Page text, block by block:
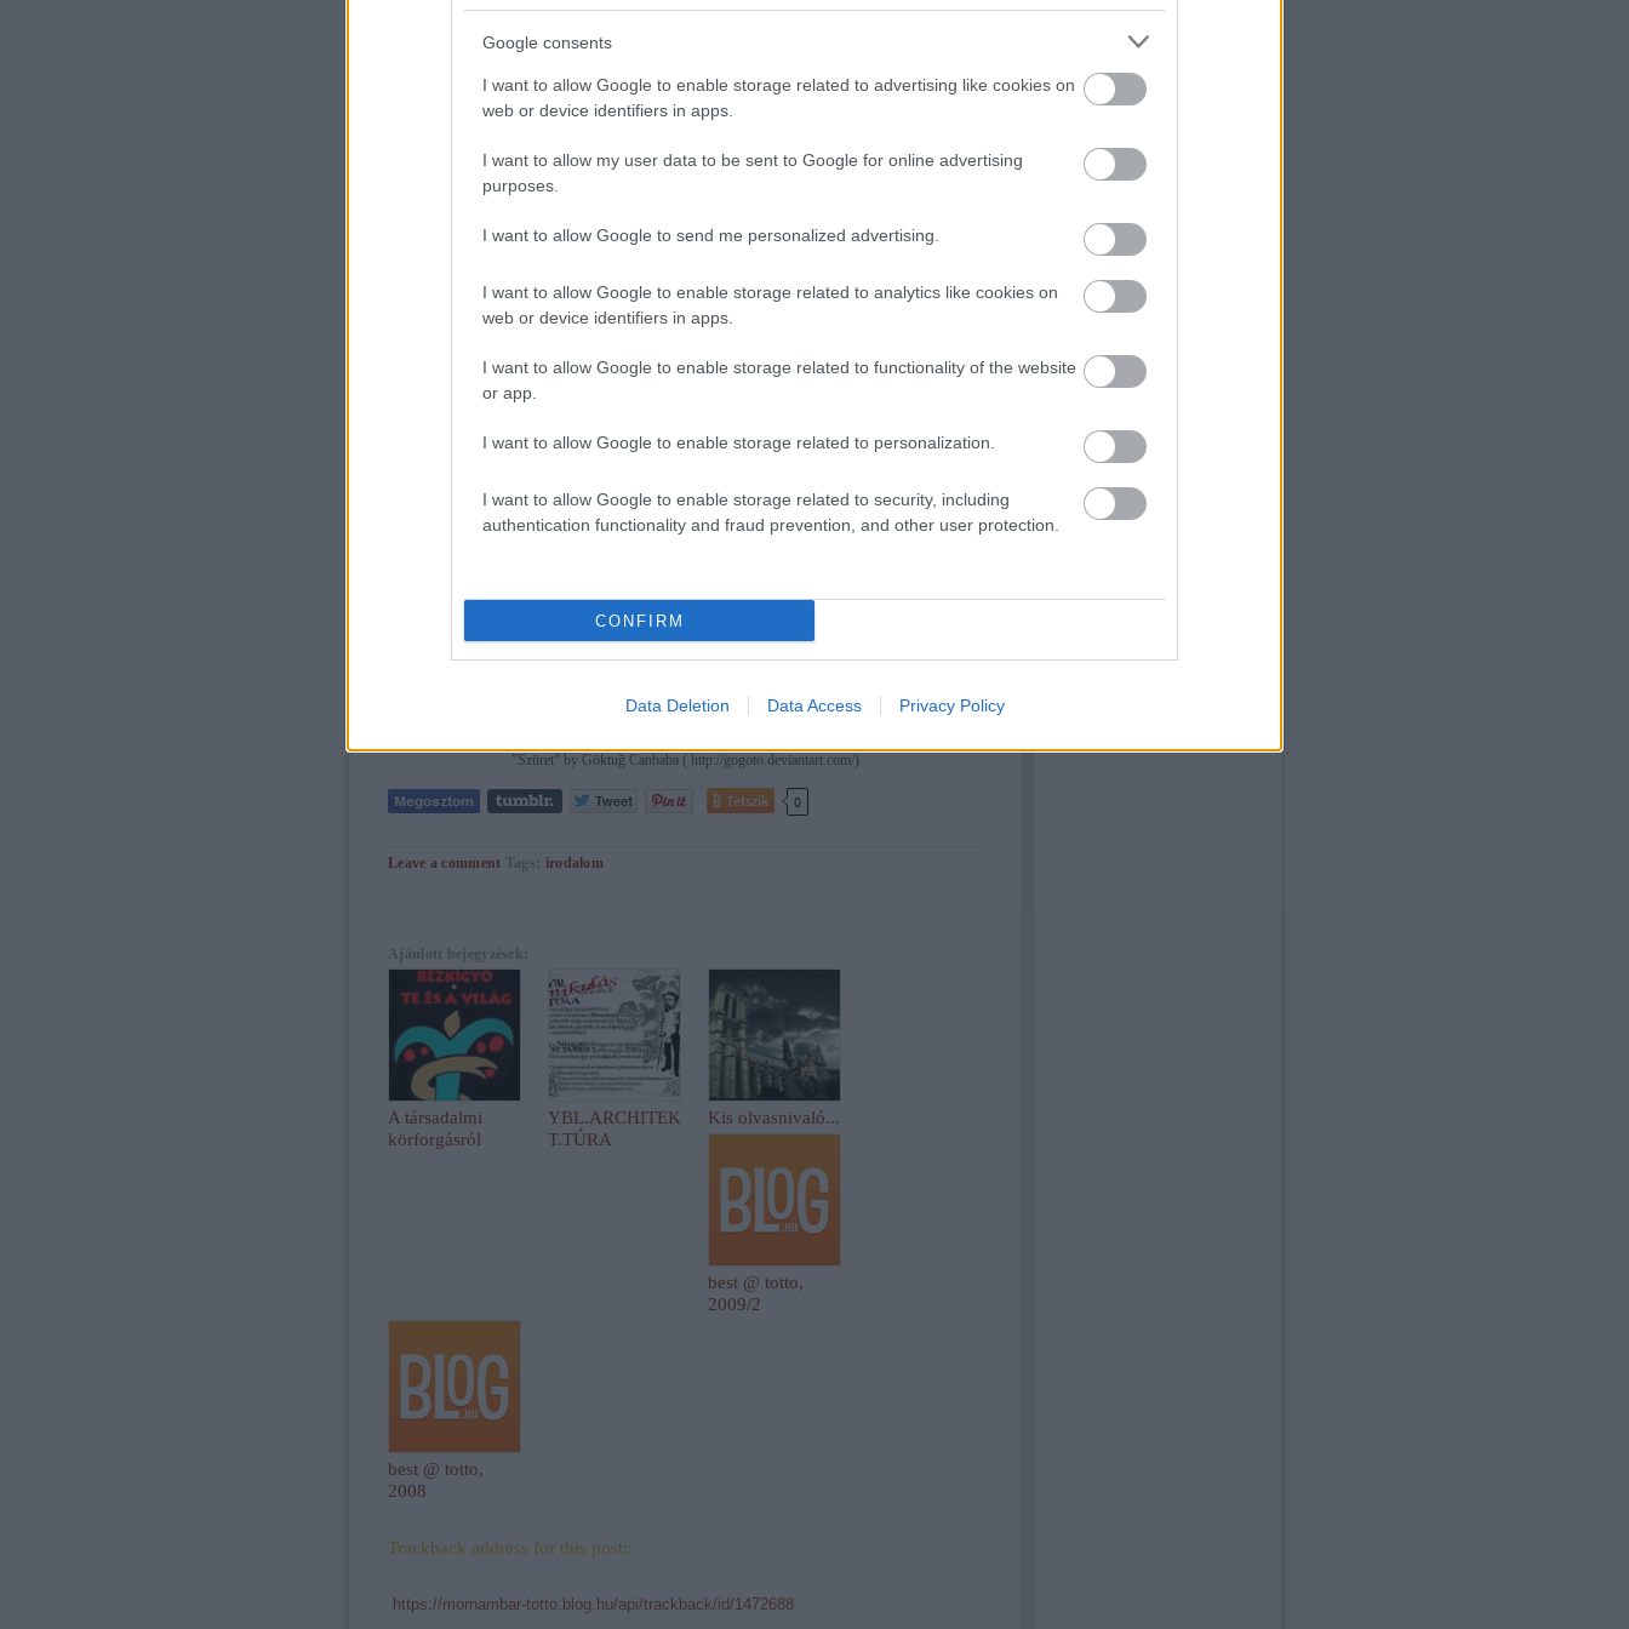
Google consents
I want to allow Google to enable storage related to advertising like cookies on
web or device identifiers in apps.
I want to allow my user data to be sent to Google for online advertising
purposes.
I want to allow Google to send me personalized advertising.
I want to allow Google to enable storage related to analytics like cookies on
web or device identifiers in apps.
I want to allow Google to enable storage related to functionality of the website
or app.
I want to allow Google to enable storage related to personalization.
I want to allow Google to enable storage related to security, including
authentication functionality and fraud prevention, and other user protection.
CONFIRM
Data Deletion Data Access Privacy Policy
svindlerek, feldühödött apák és férjek pisztolyai elől menekülő nőcsábítók jutnak az emberek eszébe, de
- Szerelem - ismételte lágyan tremolázva, hogy a hallgató azt hihette volna, hogy az előadó
ráborulva megtalálják holttestét.
- Szerelem - búgott fel még egyszer Szindbád, miközben a kávédaráló halkan pörgött, duruzsolt,
elhallgatott, mintha Szindbád szavai állították volna meg.
Az asszony a tűzhöz lépett, és villájára tűzött egy csirkecombot.
"Szüret" by Göktuğ Canbaba ( http://gogoto.deviantart.com/)
Tetszik 0
Leave a comment Tags: irodalom
Ajánlott bejegyzések:
A társadalmi
körforgásról
YBL.ARCHITEK
T.TÚRA
Kis olvasnivaló...
best @ totto,
2009/2
best @ totto,
2008
Trackback address for this post::
https://mornambar-totto.blog.hu/api/trackback/id/1472688